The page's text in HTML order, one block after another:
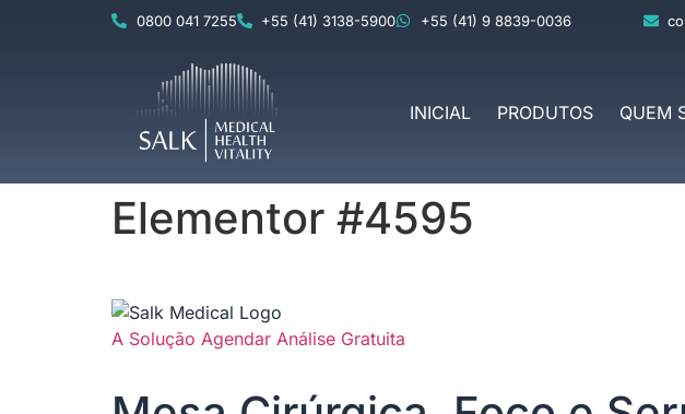
0800 041 7255 +55 (41) 3138-5900 +55 (41) 9 8839-0036
INICIAL PRODUTOS QUEM
Elementor #4595
A Solução Agendar Análise Gratuita